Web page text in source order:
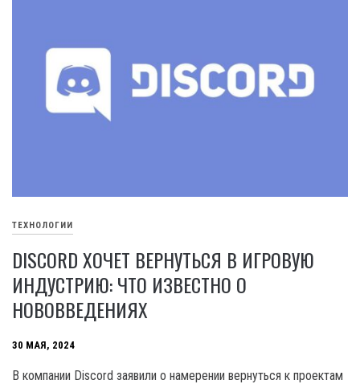
ТЕХНОЛОГИИ
DISCORD ХОЧЕТ ВЕРНУТЬСЯ В ИГРОВУЮ
ИНДУСТРИЮ: ЧТО ИЗВЕСТНО О
НОВОВВЕДЕНИЯХ
30 МАЯ, 2024
В компании Discord заявили о намерении вернуться к проектам